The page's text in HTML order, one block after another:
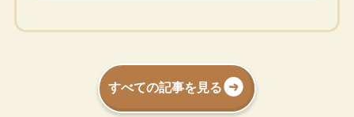
すべての記事を見る